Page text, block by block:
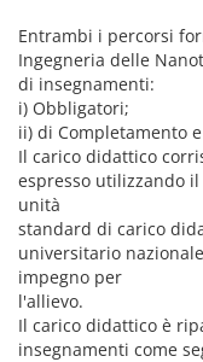
Entrambi i percorsi
Ingegneria delle
di insegnamenti:
i) Obbligatori;
ii) di Completamento
Il carico didattico
espresso utilizzando il
unità
standard di carico
universitario
impegno per
l'allievo.
Il carico didattico è
insegnamenti come